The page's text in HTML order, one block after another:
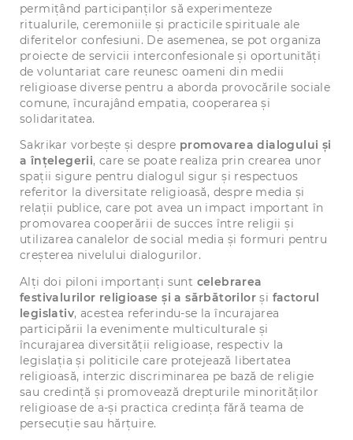
permițând participanților să experimenteze
ritualurile, ceremoniile și practicile spirituale ale
diferitelor confesiuni. De asemenea, se pot organiza
proiecte de servicii interconfesionale și oportunități
de voluntariat care reunesc oameni din medii
religioase diverse pentru a aborda provocările sociale
comune, încurajând empatia, cooperarea și
solidaritatea.
Sakrikar vorbește și despre promovarea dialogului și
a înțelegerii, care se poate realiza prin crearea unor
spații sigure pentru dialogul sigur și respectuos
referitor la diversitate religioasă, despre media și
relații publice, care pot avea un impact important în
promovarea cooperării de succes între religii și
utilizarea canalelor de social media și formuri pentru
creșterea nivelului dialogurilor.
Alți doi piloni importanți sunt celebrarea
festivalurilor religioase și a sărbătorilor și factorul
legislativ, acestea referindu-se la încurajarea
participării la evenimente multiculturale și
încurajarea diversității religioase, respectiv la
legislația și politicile care protejează libertatea
religioasă, interzic discriminarea pe bază de religie
sau credință și promovează drepturile minorităților
religioase de a-și practica credința fără teama de
persecuție sau hărțuire.